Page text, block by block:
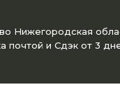
Нижегородская
почтой и Сдэк от 3